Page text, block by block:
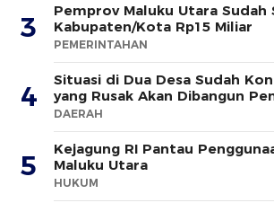
3
Pemprov Maluku Utara Sudah
Kabupaten/Kota Rp15 Miliar
PEMERINTAHAN
4
Situasi di Dua Desa Sudah
yang Rusak Akan Dibangun
DAERAH
5
Kejagung RI Pantau
Maluku Utara
HUKUM